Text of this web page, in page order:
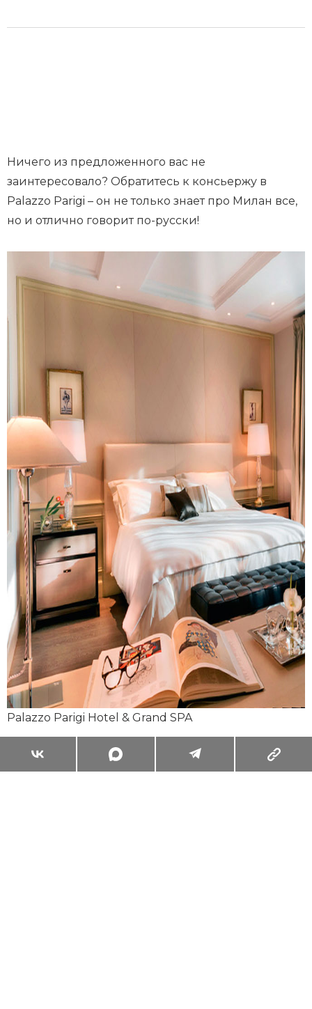
Ничего из предложенного вас не
заинтересовало? Обратитесь к консьержу в
Palazzo Parigi – он не только знает про Милан все,
но и отлично говорит по-русски!
Palazzo Parigi Hotel & Grand SPA